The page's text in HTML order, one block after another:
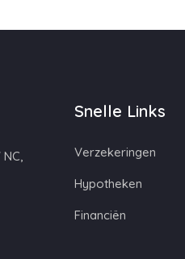
Snelle Links
Verzekeringen
Hypotheken
Financiën